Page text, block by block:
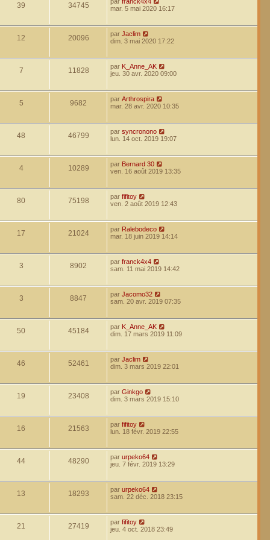
39 34745
mar. 5 mai 2020 16:17
12 20096 par Jaclim
dim. 3 mai 2020 17:22
7 11828 par K_Anne_AK
jeu. 30 avr. 2020 09:00
5 9682 par Arthrospira
mar. 28 avr. 2020 10:35
48 46799 par syncronono
lun. 14 oct. 2019 19:07
4 10289 par Bernard 30
ven. 16 août 2019 13:35
80 75198 par fifitoy
ven. 2 août 2019 12:43
17 21024 par Ralebodeco
mar. 18 juin 2019 14:14
3 8902 par franck4x4
sam. 11 mai 2019 14:42
3 8847 par Jacomo32
sam. 20 avr. 2019 07:35
50 45184 par K_Anne_AK
dim. 17 mars 2019 11:09
46 52461 par Jaclim
dim. 3 mars 2019 22:01
19 23408 par Ginkgo
dim. 3 mars 2019 15:10
16 21563 par fifitoy
lun. 18 févr. 2019 22:55
44 48290 par urpeko64
jeu. 7 févr. 2019 13:29
13 18293 par urpeko64
sam. 22 déc. 2018 23:15
21 27419 par fifitoy
jeu. 4 oct. 2018 23:49